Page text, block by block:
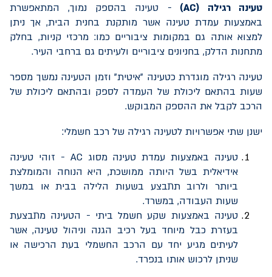
טעינה רגילה (AC
) - טעינה בהספק נמוך, המתאפשרת
באמצעות עמדת טעינה אשר מותקנת בחנית הבית, אך ניתן
למצוא אותה גם במקומות ציבוריים כמו: מרכזי קניות, בחלק
מתחנות הדלק, בחניונים ציבוריים ולעיתים גם ברחבי העיר.
טעינה רגילה מוגדרת כטעינה "איטית" וזמן הטעינה נמשך מספר
שעות בהתאם ליכולת של העמדה לספק ובהתאם ליכולת של
הרכב לקבל את ההספק המבוקש.
ישנן שתי אפשרויות לטעינה רגילה של רכב חשמלי:
טעינה באמצעות עמדת טעינה מסוג AC - זוהי טעינה
אידיאלית בשל היותה ממושכת, היא הנוחה והמומלצת
ביותר ולרוב תתבצע בשעות הלילה בבית או במשך
שעות העבודה, במשרד.
טעינה באמצעות שקע חשמל ביתי - הטעינה מתבצעת
בעזרת כבל מיוחד בעל רכיב הגנה וניהול טעינה, אשר
לעיתים מגיע יחד עם הרכב החשמלי בעת הרכישה או
שניתן לרכוש אותו בנפרד.